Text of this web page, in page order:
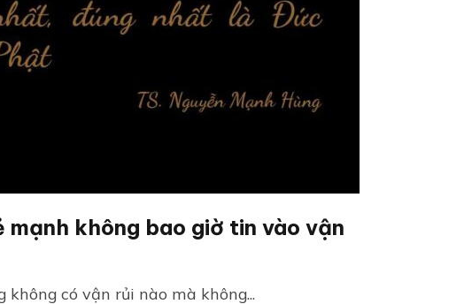
không bao giờ tin vào vận
có vận rủi nào mà không...